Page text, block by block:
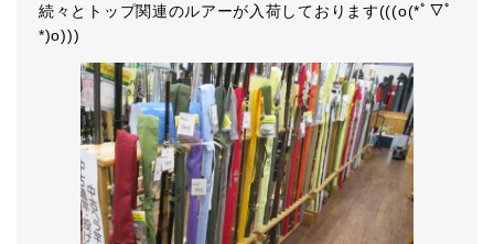
続々とトップ関連のルアーが入荷しております(((o(*ﾟ▽ﾟ
*)o)))